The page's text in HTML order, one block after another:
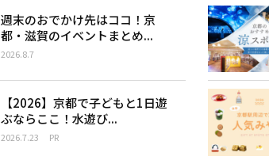
週末のおでかけ先はココ！京
都・滋賀のイベントまとめ...
2026.8.7
【2026】京都で子どもと1日遊
ぶならここ！水遊び...
2026.7.23 PR